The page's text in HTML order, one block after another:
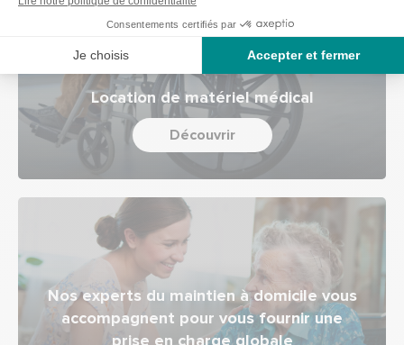
Location de matériel médical
Découvrir
Nos experts du maintien à domicile vous
accompagnent pour vous fournir une
prise en charge globale